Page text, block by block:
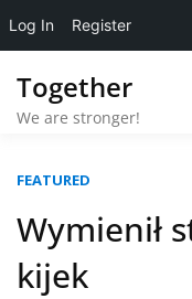
content
Together
We are stronger!
FEATURED
Wymienił
kijek
Log In Register